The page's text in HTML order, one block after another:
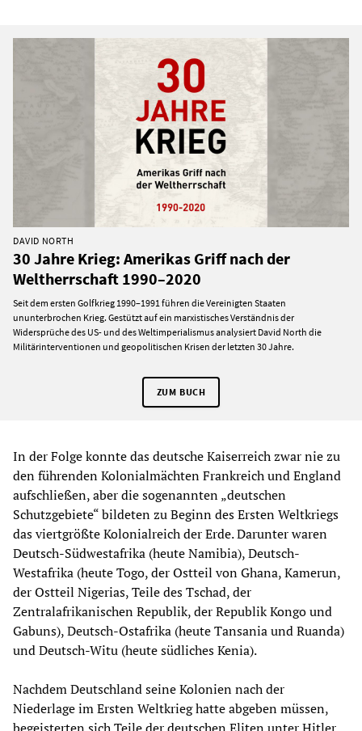
DAVID NORTH
30 Jahre Krieg: Amerikas Griff nach der
Weltherrschaft 1990–2020
Seit dem ersten Golfkrieg 1990–1991 führen die Vereinigten Staaten
ununterbrochen Krieg. Gestützt auf ein marxistisches Verständnis der
Widersprüche des US- und des Weltimperialismus analysiert David North die
Militärinterventionen und geopolitischen Krisen der letzten 30 Jahre.
ZUM BUCH
In der Folge konnte das deutsche Kaiserreich zwar nie zu
den führenden Kolonialmächten Frankreich und England
aufschließen, aber die sogenannten „deutschen
Schutzgebiete“ bildeten zu Beginn des Ersten Weltkriegs
das viertgrößte Kolonialreich der Erde. Darunter waren
Deutsch-Südwestafrika (heute Namibia), Deutsch-
Westafrika (heute Togo, der Ostteil von Ghana, Kamerun,
der Ostteil Nigerias, Teile des Tschad, der
Zentralafrikanischen Republik, der Republik Kongo und
Gabuns), Deutsch-Ostafrika (heute Tansania und Ruanda)
und Deutsch-Witu (heute südliches Kenia).
Nachdem Deutschland seine Kolonien nach der
Niederlage im Ersten Weltkrieg hatte abgeben müssen,